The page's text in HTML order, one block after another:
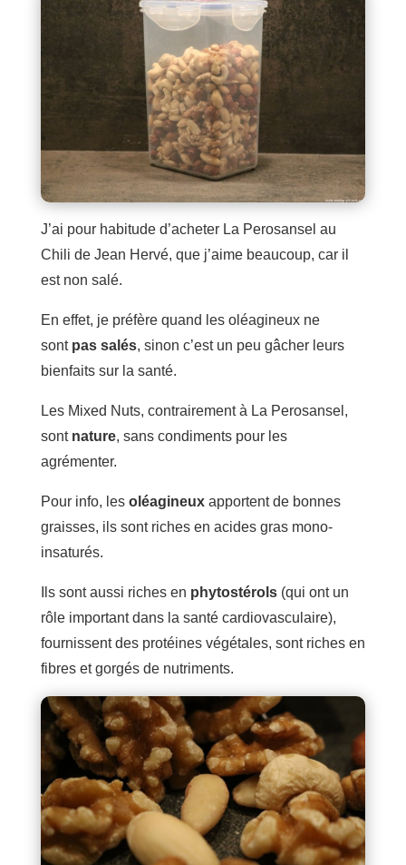
J’ai pour habitude d’acheter La Perosansel au
Chili de Jean Hervé, que j’aime beaucoup, car il
est non salé.
En effet, je préfère quand les oléagineux ne
sont pas salés, sinon c’est un peu gâcher leurs
bienfaits sur la santé.
Les Mixed Nuts, contrairement à La Perosansel,
sont nature, sans condiments pour les
agrémenter.
Pour info, les oléagineux apportent de bonnes
graisses, ils sont riches en acides gras mono-
insaturés.
Ils sont aussi riches en phytostérols(qui ont un
rôle important dans la santé cardiovasculaire),
fournissent des protéines végétales, sont riches en
fibres et gorgés de nutriments.